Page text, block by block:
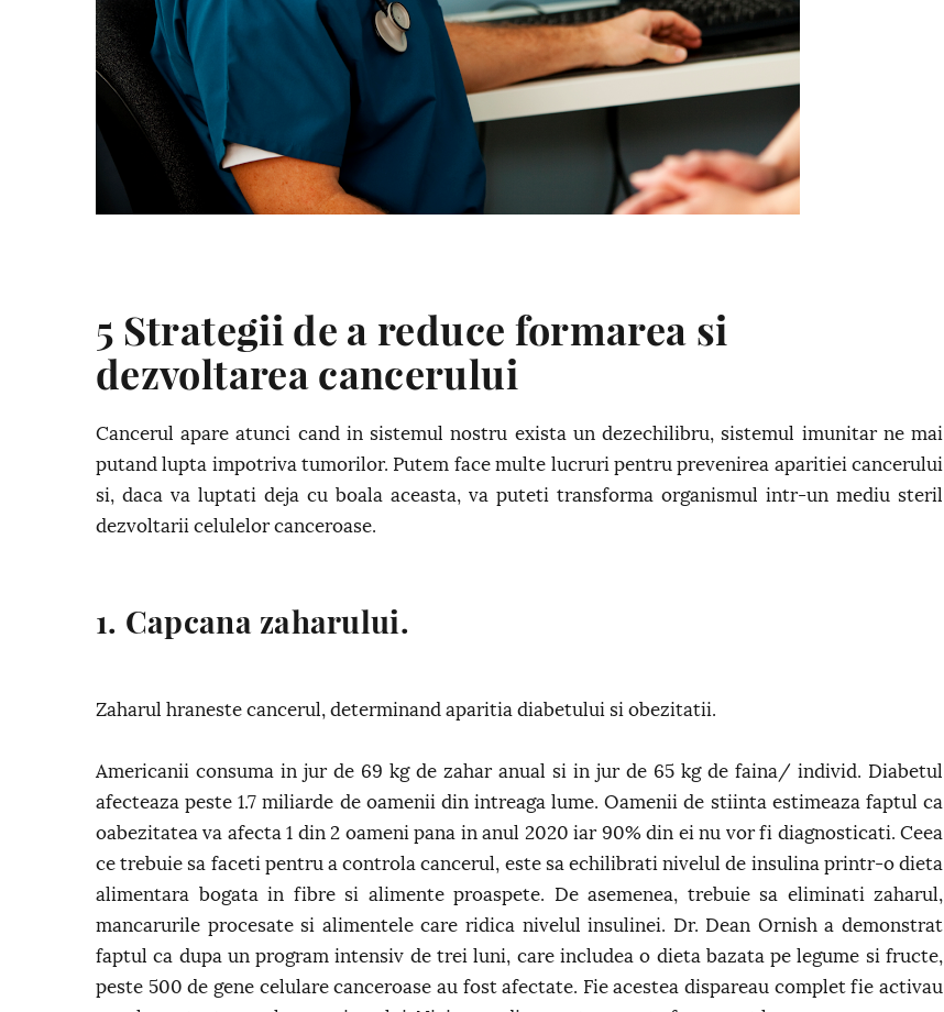
5 Strategii de a reduce formarea si
dezvoltarea cancerului
Cancerul apare atunci cand in sistemul nostru exista un dezechilibru, sistemul imunitar ne mai
putand lupta impotriva tumorilor. Putem face multe lucruri pentru prevenirea aparitiei cancerului
si, daca va luptati deja cu boala aceasta, va puteti transforma organismul intr-un mediu steril
dezvoltarii celulelor canceroase.
1. Capcana zaharului.
Zaharul hraneste cancerul, determinand aparitia diabetului si obezitatii.
Americanii consuma in jur de 69 kg de zahar anual si in jur de 65 kg de faina/ individ. Diabetul
afecteaza peste 1.7 miliarde de oamenii din intreaga lume. Oamenii de stiinta estimeaza faptul ca
oabezitatea va afecta 1 din 2 oameni pana in anul 2020 iar 90% din ei nu vor fi diagnosticati. Ceea
ce trebuie sa faceti pentru a controla cancerul, este sa echilibrati nivelul de insulina printr-o dieta
alimentara bogata in fibre si alimente proaspete. De asemenea, trebuie sa eliminati zaharul,
mancarurile procesate si alimentele care ridica nivelul insulinei. Dr. Dean Ornish a demonstrat
faptul ca dupa un program intensiv de trei luni, care includea o dieta bazata pe legume si fructe,
peste 500 de gene celulare canceroase au fost afectate. Fie acestea dispareau complet fie activau